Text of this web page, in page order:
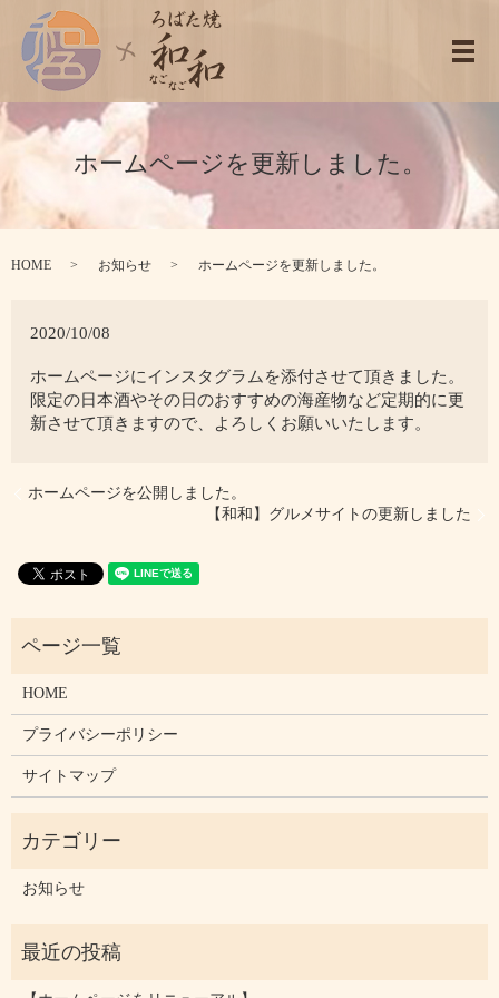
メ
ホームページを更新しました。
HOME お知らせ ホームページを更新しました。
2020/10/08
ホームページにインスタグラムを添付させて頂きました。
限定の日本酒やその日のおすすめの海産物など定期的に更
新させて頂きますので、よろしくお願いいたします。
ホームページを公開しました。
【和和】グルメサイトの更新しました
HOME
プライバシーポリシー
サイトマップ
お知らせ